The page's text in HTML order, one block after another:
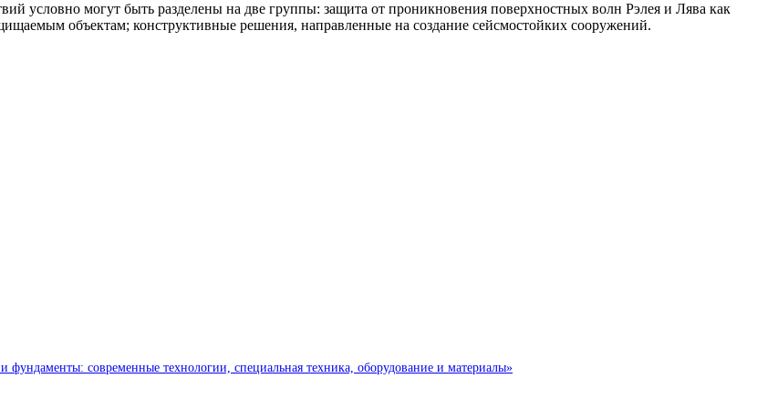
условно могут быть разделены на две группы: защита от проникновения поверхностных волн Рэлея и Лява как
объектам; конструктивные решения, направленные на создание сейсмостойких сооружений.
современные технологии, специальная техника, оборудование и материалы»